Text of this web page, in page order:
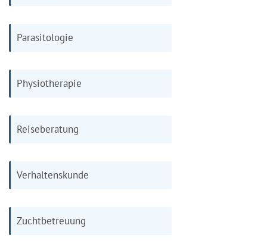
Parasitologie
Physiotherapie
Reiseberatung
Verhaltenskunde
Zuchtbetreuung